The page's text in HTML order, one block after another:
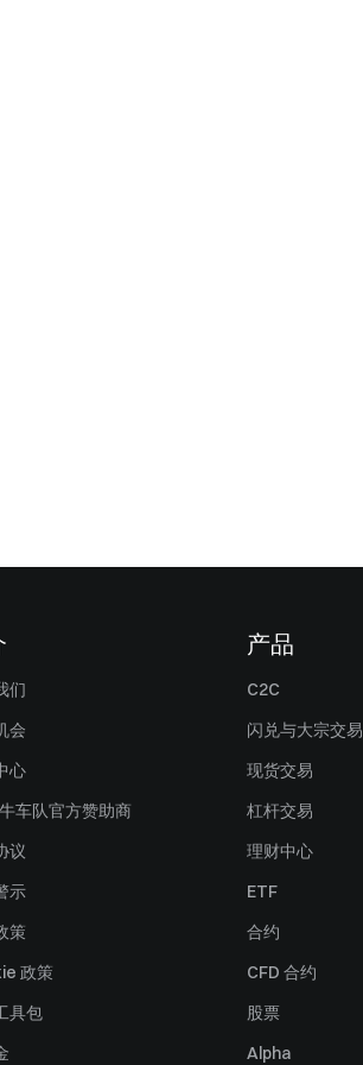
们
会
心
车队官方赞助商
议
示
策
政策
具包
产品
C2C
闪兑与大宗交易
现货交易
杠杆交易
理财中心
ETF
合约
CFD 合约
股票
Alpha